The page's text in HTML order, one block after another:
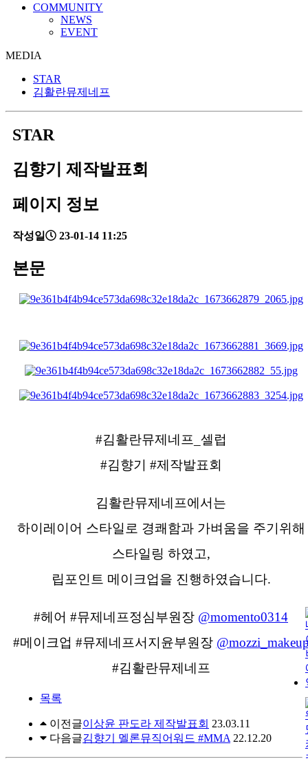
COMMUNITY
NEWS
EVENT
MEDIA
STAR
김활란뮤제네프
STAR
김향기 제작발표회
페이지 정보
작성일 23-01-14 11:25
본문
#김활란뮤제네프_셀럽
#김향기 #제작발표회
김활란뮤제네프에서는
하이레이어 스타일로 경쾌함과 가벼움을 주기위해
스타일링 하였고,
립포인트 메이크업을 진행하였습니다.
#헤어 #뮤제네프정심부원장 @momento0314
#메이크업 #뮤제네프서지윤부원장
#김활란뮤제네프
목록
이전글이상윤 판도라 제작발표회 23.03.11
다음글김향기 멜론뮤직어워드 #MMA 22.12.20